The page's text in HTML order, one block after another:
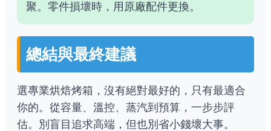
聚。零件損壞時，用原廠配件更換。
總結與最終建議
選專業烘焙烤箱，沒有絕對最好的，只有最適合
你的。從容量、溫控、蒸汽到預算，一步步評
估。別盲目追求高端，但也別省小錢壞大事。